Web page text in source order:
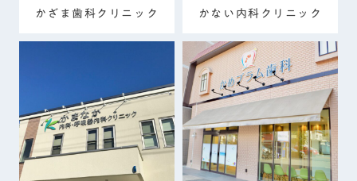
かざま歯科クリニック かない内科クリニック